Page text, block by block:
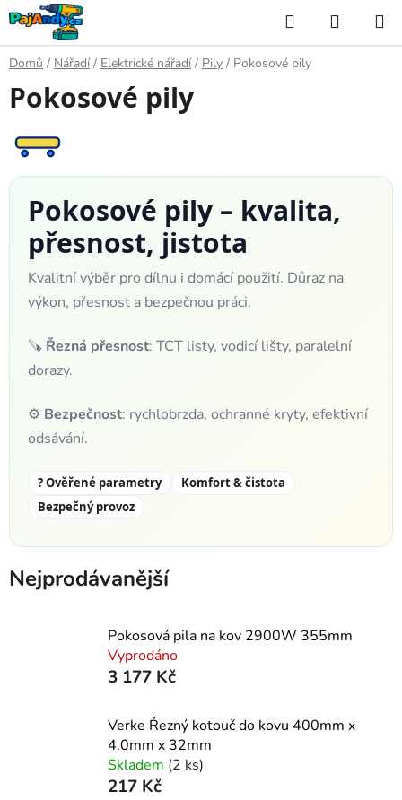
Přejít
na
obsah
Hledat
KOŠÍK
Domů / Nářadí / Elektrické nářadí / Pily / Pokosové pily
Pokosové pily
Pokosové pily – kvalita,
přesnost, jistota
Kvalitní výběr pro dílnu i domácí použití. Důraz na
výkon, přesnost a bezpečnou práci.
🪚 Řezná přesnost: TCT listy, vodicí lišty, paralelní
dorazy.
⚙️ Bezpečnost: rychlobrzda, ochranné kryty, efektivní
odsávání.
? Ověřené parametry
Komfort & čistota
Bezpečný provoz
Nejprodávanější
Pokosová pila na kov 2900W 355mm
Vyprodáno
3 177 Kč
Verke Řezný kotouč do kovu 400mm x
4.0mm x 32mm
Skladem (2 ks)
217 Kč